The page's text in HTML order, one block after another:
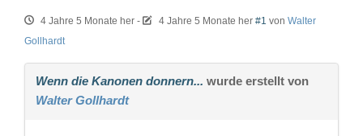
4 Jahre 5 Monate her - 4 Jahre 5 Monate her #1 von Walter
Gollhardt
Wenn die Kanonen donnern... wurde erstellt von
Walter Gollhardt